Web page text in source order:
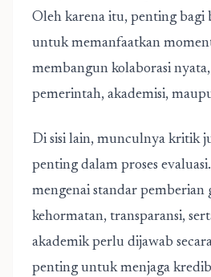
Oleh karena itu, penting bagi
untuk memanfaatkan
membangun kolaborasi
pemerintah, akademisi,
Di sisi lain, munculnya kritik
penting dalam proses
mengenai standar pemberian
kehormatan, transparansi,
akademik perlu dijawab
penting untuk menjaga